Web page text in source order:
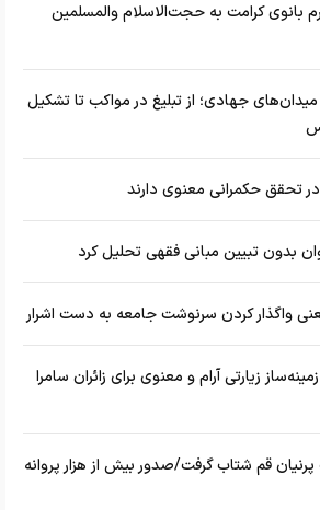
بانوی کرامت به حجت‌الاسلام‌ و‌المسلمین
جهادی؛ از تبلیغ در مواکب تا تشکیل
تحقق حکمرانی معنوی دارند
بدون تبیین مبانی فقهی تحلیل کرد
واگذار کردن سرنوشت جامعه به دست اشرار
زیارتی آرام و معنوی برای زائران سامرا
قم شتاب گرفت/صدور بیش از هزار پروانه